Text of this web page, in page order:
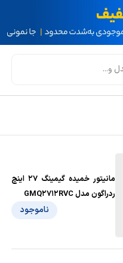
مانیتور خمیده گیمینگ 27 اینچ
ردراگون مدل GMQ2712RVC
ناموجود